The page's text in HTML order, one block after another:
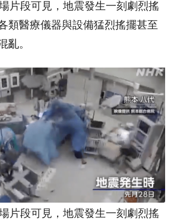
片段可見，地震發生一刻劇烈搖
類醫療儀器與設備猛烈搖擺甚至
。
片段可見，地震發生一刻劇烈搖